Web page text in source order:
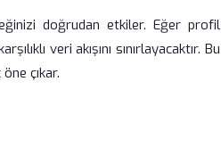
doğrudan etkiler. Eğer profil
veri akışını sınırlayacaktır. Bu
çıkar.